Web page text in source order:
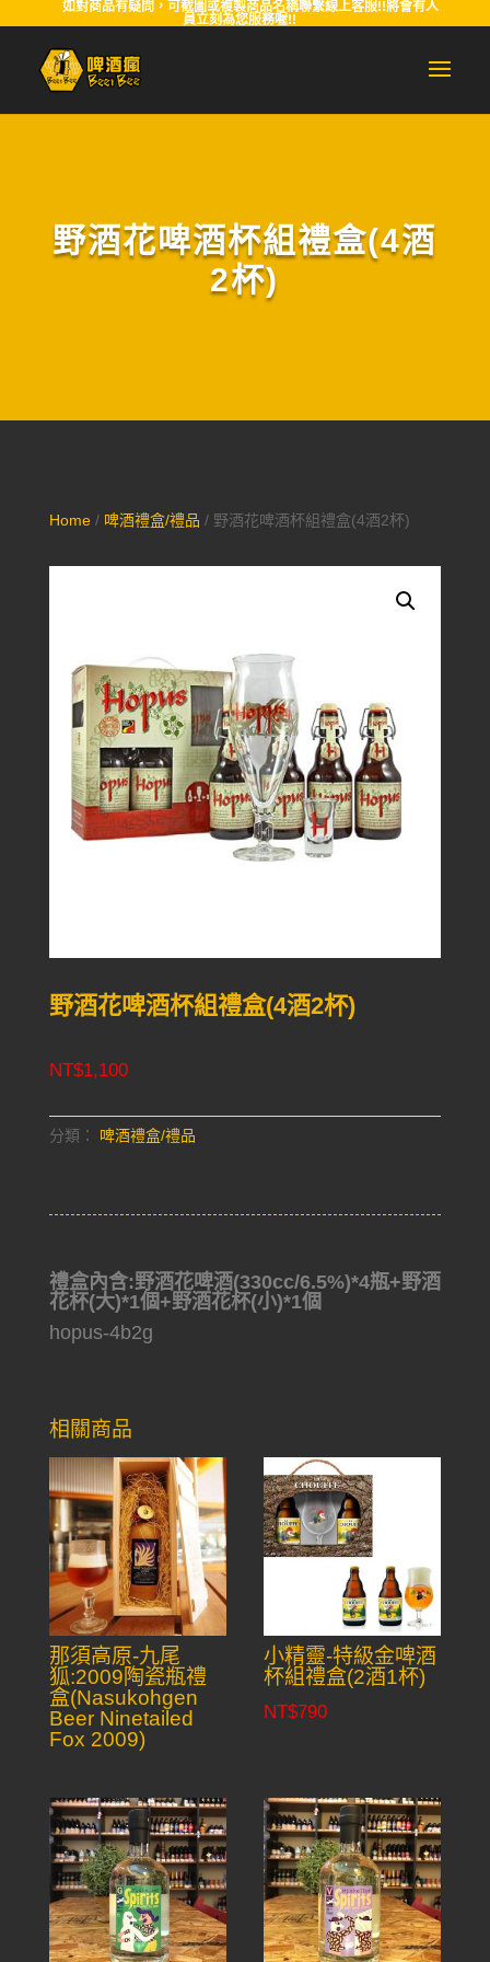
如對商品有疑問，可截圖或複製商品名稱聯繫線上客服!!將會有人
員立刻為您服務喔!!
野酒花啤酒杯組禮盒(4酒
2杯)
Home/ 啤酒禮盒/禮品 / 野酒花啤酒杯組禮盒(4酒2杯)
野酒花啤酒杯組禮盒(4酒2杯)
NT$1,100
分類： 啤酒禮盒/禮品
禮盒內含:野酒花啤酒(330cc/6.5%)*4瓶+野酒
花杯(大)*1個+野酒花杯(小)*1個
hopus-4b2g
相關商品
那須高原-九尾
狐:2009陶瓷瓶禮
盒(Nasukohgen
Beer Ninetailed
Fox 2009)
小精靈-特級金啤酒
杯組禮盒(2酒1杯)
NT$790